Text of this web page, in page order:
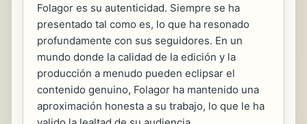
Folagor es su autenticidad. Siempre se ha
presentado tal como es, lo que ha resonado
profundamente con sus seguidores. En un
mundo donde la calidad de la edición y la
producción a menudo pueden eclipsar el
contenido genuino, Folagor ha mantenido una
aproximación honesta a su trabajo, lo que le ha